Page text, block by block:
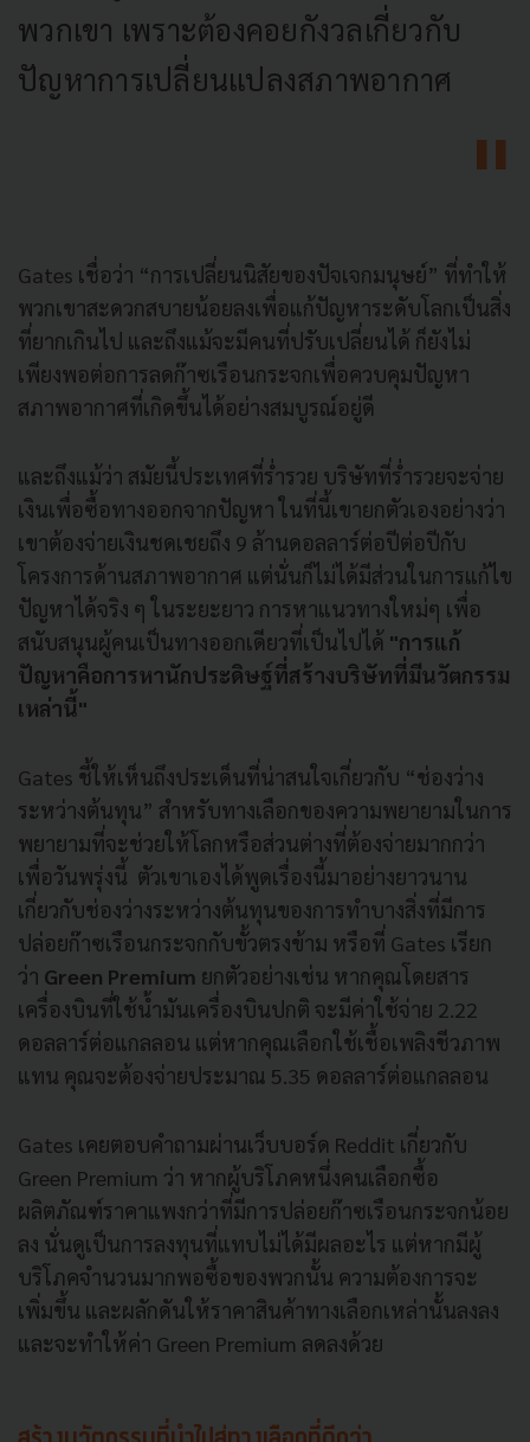
พวกเขา เพราะต้องคอยกังวลเกี่ยวกับ
ปัญหาการเปลี่ยนแปลงสภาพอากาศ
Gates เชื่อว่า “การเปลี่ยนนิสัยของปัจเจกมนุษย์” ที่ทำให้
พวกเขาสะดวกสบายน้อยลงเพื่อแก้ปัญหาระดับโลกเป็นสิ่ง
ที่ยากเกินไป และถึงแม้จะมีคนที่ปรับเปลี่ยนได้ ก็ยังไม่
เพียงพอต่อการลดก๊าซเรือนกระจกเพื่อควบคุมปัญหา
สภาพอากาศที่เกิดขึ้นได้อย่างสมบูรณ์อยู่ดี
และถึงแม้ว่า สมัยนี้ประเทศที่ร่ำรวย บริษัทที่ร่ำรวยจะจ่าย
เงินเพื่อซื้อทางออกจากปัญหา ในที่นี้เขายกตัวเองอย่างว่า
เขาต้องจ่ายเงินชดเชยถึง 9 ล้านดอลลาร์ต่อปีต่อปีกับ
โครงการด้านสภาพอากาศ แต่นั่นก็ไม่ได้มีส่วนในการแก้ไข
ปัญหาได้จริง ๆ ในระยะยาว การหาแนวทางใหม่ๆ เพื่อ
สนับสนุนผู้คนเป็นทางออกเดียวที่เป็นไปได้ "การแก้
ปัญหาคือการหานักประดิษฐ์ที่สร้างบริษัทที่มีนวัตกรรม
เหล่านี้"
Gates ชี้ให้เห็นถึงประเด็นที่น่าสนใจเกี่ยวกับ “ช่องว่าง
ระหว่างต้นทุน” สำหรับทางเลือกของความพยายามในการ
พยายามที่จะช่วยให้โลกหรือส่วนต่างที่ต้องจ่ายมากกว่า
เพื่อวันพรุ่งนี้ ตัวเขาเองได้พูดเรื่องนี้มาอย่างยาวนาน
เกี่ยวกับช่องว่างระหว่างต้นทุนของการทำบางสิ่งที่มีการ
ปล่อยก๊าซเรือนกระจกกับขั้วตรงข้าม หรือที่ Gates เรียก
ว่า Green Premium ยกตัวอย่างเช่น หากคุณโดยสาร
เครื่องบินที่ใช้น้ำมันเครื่องบินปกติ จะมีค่าใช้จ่าย 2.22
ดอลลาร์ต่อแกลลอน แต่หากคุณเลือกใช้เชื้อเพลิงชีวภาพ
แทน คุณจะต้องจ่ายประมาณ 5.35 ดอลลาร์ต่อแกลลอน
Gates เคยตอบคำถามผ่านเว็บบอร์ด Reddit เกี่ยวกับ
Green Premium ว่า หากผู้บริโภคหนึ่งคนเลือกซื้อ
ผลิตภัณฑ์ราคาแพงกว่าที่มีการปล่อยก๊าซเรือนกระจกน้อย
ลง นั่นดูเป็นการลงทุนที่แทบไม่ได้มีผลอะไร แต่หากมีผู้
บริโภคจำนวนมากพอซื้อของพวกนั้น ความต้องการจะ
เพิ่มขึ้น และผลักดันให้ราคาสินค้าทางเลือกเหล่านั้นลงลง
และจะทำให้ค่า Green Premium ลดลงด้วย